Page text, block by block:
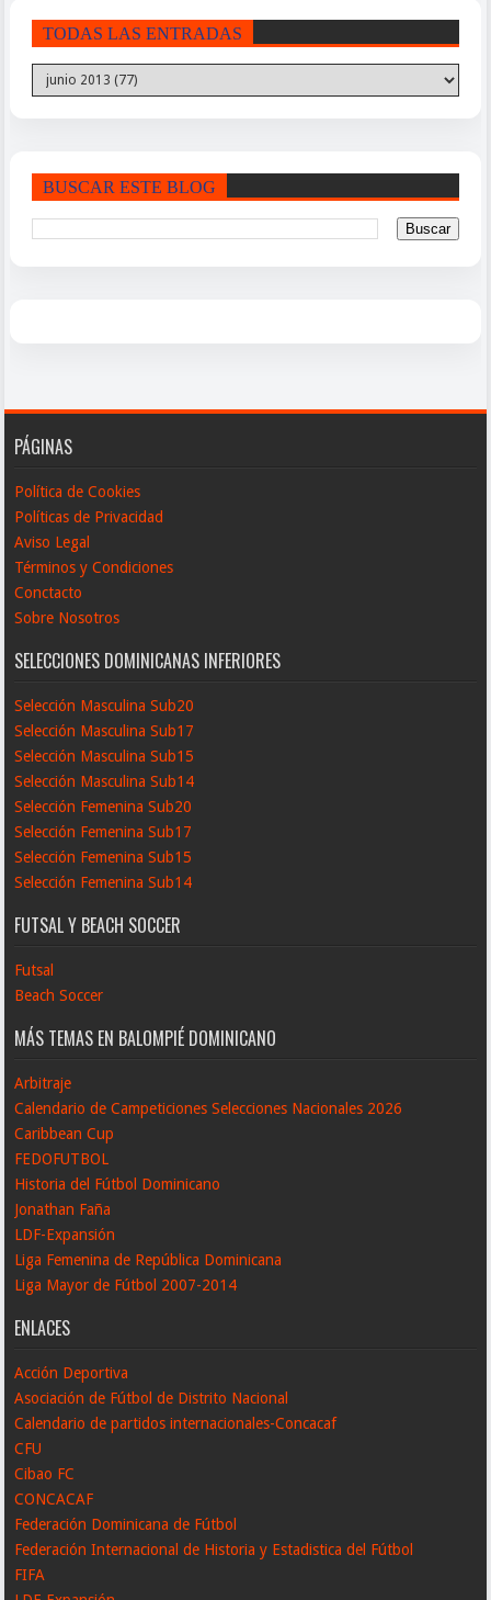
TODAS LAS ENTRADAS
BUSCAR ESTE BLOG
PÁGINAS
Política de Cookies
Políticas de Privacidad
Aviso Legal
Términos y Condiciones
Conctacto
Sobre Nosotros
SELECCIONES DOMINICANAS INFERIORES
Selección Masculina Sub20
Selección Masculina Sub17
Selección Masculina Sub15
Selección Masculina Sub14
Selección Femenina Sub20
Selección Femenina Sub17
Selección Femenina Sub15
Selección Femenina Sub14
FUTSAL Y BEACH SOCCER
Futsal
Beach Soccer
MÁS TEMAS EN BALOMPIÉ DOMINICANO
Arbitraje
Calendario de Campeticiones Selecciones Nacionales 2026
Caribbean Cup
FEDOFUTBOL
Historia del Fútbol Dominicano
Jonathan Faña
LDF-Expansión
Liga Femenina de República Dominicana
Liga Mayor de Fútbol 2007-2014
ENLACES
Acción Deportiva
Asociación de Fútbol de Distrito Nacional
Calendario de partidos internacionales-Concacaf
CFU
Cibao FC
CONCACAF
Federación Dominicana de Fútbol
Federación Internacional de Historia y Estadistica del Fútbol
FIFA